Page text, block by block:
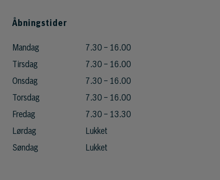
Åbningstider
Mandag
7.30 – 16.00
Tirsdag
7.30 – 16.00
Onsdag
7.30 – 16.00
Torsdag
7.30 – 16.00
Fredag
7.30 – 13.30
Lørdag
Lukket
Søndag
Lukket